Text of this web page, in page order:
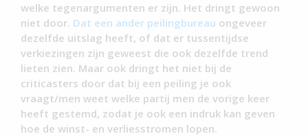
welke tegenargumenten er zijn. Het dringt gewoon
niet door. Dat een ander peilingbureau ongeveer
dezelfde uitslag heeft, of dat er tussentijdse
verkiezingen zijn geweest die ook dezelfde trend
lieten zien. Maar ook dringt het niet bij de
criticasters door dat bij een peiling je ook
vraagt/men weet welke partij men de vorige keer
heeft gestemd, zodat je ook een indruk kan geven
hoe de winst- en verliesstromen lopen.